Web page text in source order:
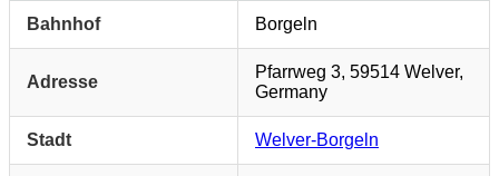
Bahnhof Borgeln
Adresse
Pfarrweg 3, 59514 Welver,
Germany
Stadt Welver-Borgeln